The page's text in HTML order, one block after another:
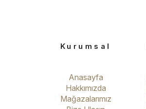
Kurumsal
Anasayfa
Hakkımızda
Mağazalarımız